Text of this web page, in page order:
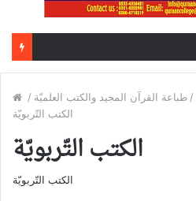
/ طباعة القرآن المجيد والكتب العلميّة /
الكتب التّربويّة
الكتب التّربويّة
الكتب التّربويّة